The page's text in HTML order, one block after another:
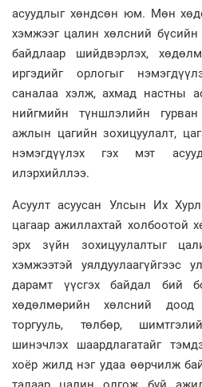
асуудлыг хөндсөн юм. Мөн
хэмжээг цалин хөлсний
байдлаар шийдвэрлэх,
иргэдийг орлогыг
саналаа хэлж, ахмад настны
нийгмийн түншлэлийн
ажлын цагийн зохицуулалт,
нэмэгдүүлэх гэх мэт
илэрхийллээ.
Асуулт асуусан Улсын Их
цагаар ажиллахтай холбоотой
эрх зүйн зохицуулалтыг
хэмжээтэй уялдуулаагүйгээс
дарамт үүсгэх байдал бий
хөдөлмөрийн хөлсний доод
торгууль, төлбөр,
шинэчлэх шаардлагатайг
хоёр жилд нэг удаа өөрчилж